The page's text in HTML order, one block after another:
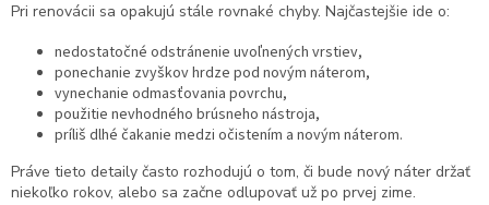
Pri renovácii sa opakujú stále rovnaké chyby. Najčastejšie ide o:
nedostatočné odstránenie uvoľnených vrstiev,
ponechanie zvyškov hrdze pod novým náterom,
vynechanie odmasťovania povrchu,
použitie nevhodného brúsneho nástroja,
príliš dlhé čakanie medzi očistením a novým náterom.
Práve tieto detaily často rozhodujú o tom, či bude nový náter držať
niekoľko rokov, alebo sa začne odlupovať už po prvej zime.